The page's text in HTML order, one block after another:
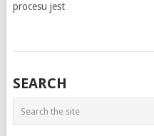
procesu jest
SEARCH